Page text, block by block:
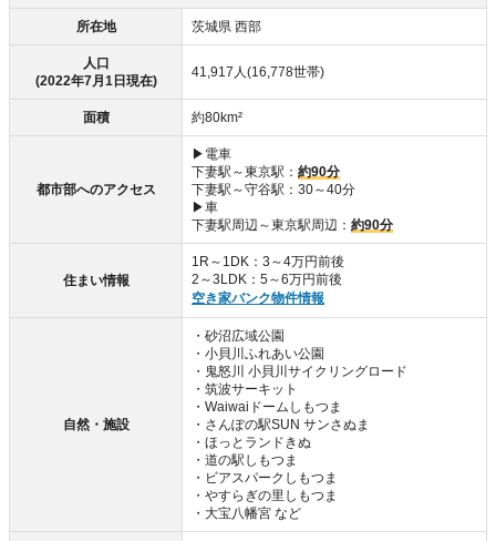
所在地 茨城県 西部
人口
(2022年7月1日現在)
41,917人(16,778世帯)
面積 約80km²
都市部へのアクセス
▶電車
下妻駅～東京駅： 約90分
下妻駅～守谷駅：30～40分
▶車
下妻駅周辺～東京駅周辺： 約90分
住まい情報
1R～1DK：3～4万円前後
2～3LDK：5～6万円前後
空き家バンク物件情報
自然・施設
・砂沼広域公園
・小貝川ふれあい公園
・鬼怒川 小貝川サイクリングロード
・筑波サーキット
・Waiwaiドームしもつま
・さんぽの駅SUN サンさぬま
・ほっとランドきぬ
・道の駅しもつま
・ビアスパークしもつま
・やすらぎの里しもつま
・大宝八幡宮 など